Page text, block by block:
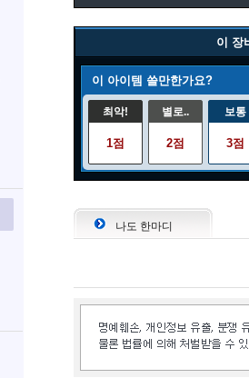
이 장
이 아이템 쓸만한가요?
최악!
1점
별로..
2점
보통
3점
나도 한마디